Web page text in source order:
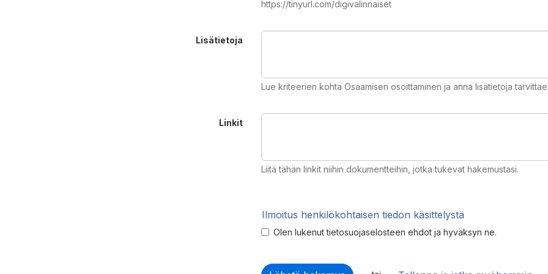
https://tinyurl.com/digivalinnaiset
Lisätietoja
Lue kriteerien kohta Osaamisen osoittaminen ja anna lisätietoja
Linkit
Liitä tähän linkit niihin dokumentteihin, jotka tukevat hakemustasi.
Ilmoitus henkilökohtaisen tiedon käsittelystä
Olen lukenut tietosuojaselosteen ehdot ja hyväksyn ne.